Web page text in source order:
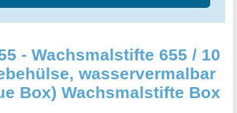
- Wachsmalstifte 655 / 10
wasservermalbar
Box) Wachsmalstifte Box